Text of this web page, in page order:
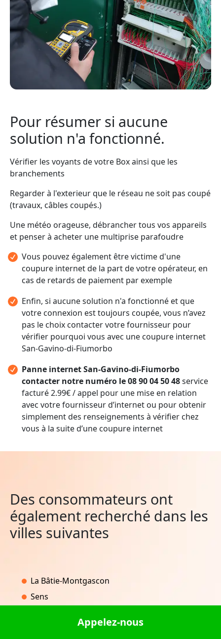
Pour résumer si aucune
solution n'a fonctionné.
Vérifier les voyants de votre Box ainsi que les
branchements
Regarder à l'exterieur que le réseau ne soit pas coupé
(travaux, câbles coupés.)
Une météo orageuse, débrancher tous vos appareils
et penser à acheter une multiprise parafoudre
Vous pouvez également être victime d'une
coupure internet de la part de votre opérateur, en
cas de retards de paiement par exemple
Enfin, si aucune solution n'a fonctionné et que
votre connexion est toujours coupée, vous n’avez
pas le choix contacter votre fournisseur pour
vérifier pourquoi vous avec une coupure internet
San-Gavino-di-Fiumorbo
Panne internet San-Gavino-di-Fiumorbo
contacter notre numéro le 08 90 04 50 48service
facturé 2.99€ / appel pour une mise en relation
avec votre fournisseur d’internet ou pour obtenir
simplement des renseignements à vérifier chez
vous à la suite d’une coupure internet
Des consommateurs ont
également recherché dans les
villes suivantes
La Bâtie-Montgascon
Sens
Hautvillers-OuvilleAppelez-nous